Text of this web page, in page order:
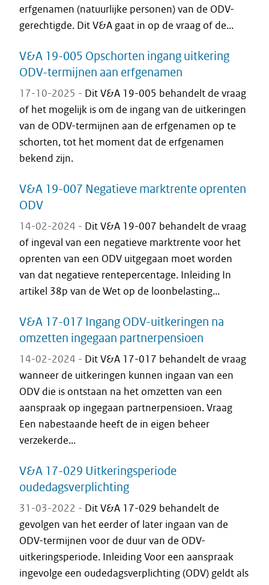
erfgenamen (natuurlijke personen) van de ODV-
gerechtigde. Dit V&A gaat in op de vraag of de...
V&A 19-005 Opschorten ingang uitkering
ODV-termijnen aan erfgenamen
17-10-2025 - Dit V&A 19-005 behandelt de vraag
of het mogelijk is om de ingang van de uitkeringen
van de ODV-termijnen aan de erfgenamen op te
schorten, tot het moment dat de erfgenamen
bekend zijn.
V&A 19-007 Negatieve marktrente oprenten
ODV
14-02-2024 - Dit V&A 19-007 behandelt de vraag
of ingeval van een negatieve marktrente voor het
oprenten van een ODV uitgegaan moet worden
van dat negatieve rentepercentage. Inleiding In
artikel 38p van de Wet op de loonbelasting...
V&A 17-017 Ingang ODV-uitkeringen na
omzetten ingegaan partnerpensioen
14-02-2024 - Dit V&A 17-017 behandelt de vraag
wanneer de uitkeringen kunnen ingaan van een
ODV die is ontstaan na het omzetten van een
aanspraak op ingegaan partnerpensioen. Vraag
Een nabestaande heeft de in eigen beheer
verzekerde...
V&A 17-029 Uitkeringsperiode
oudedagsverplichting
31-03-2022 - Dit V&A 17-029 behandelt de
gevolgen van het eerder of later ingaan van de
ODV-termijnen voor de duur van de ODV-
uitkeringsperiode. Inleiding Voor een aanspraak
ingevolge een oudedagsverplichting (ODV) geldt als